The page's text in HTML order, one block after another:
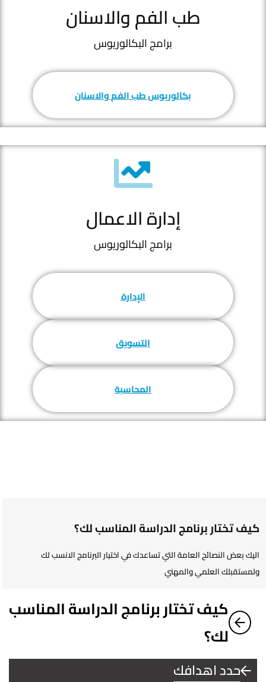
طب الفم والاسنان
برامج البكالوريوس
بكالوريوس طب الفم والاسنان
إدارة الاعمال
برامج البكالوريوس
الإدارة
التسويق
المحاسبة
كيف تختار برنامج الدراسة المناسب لك؟
اليك بعض النصائح العامة التي تساعدك في اختيار البرنامج الانسب لك
ولمستقبلك العلمي والمهني
كيف تختار برنامج الدراسة المناسب
لك؟
حدد اهدافك